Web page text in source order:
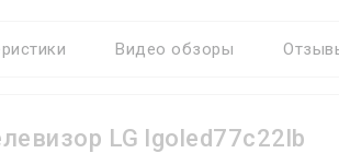
Видео обзоры
LG lgoled77c22lb